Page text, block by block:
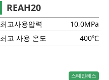
REAH20
최고사용압력
10,0MPa
최고 사용 온도
400℃
스테인레스